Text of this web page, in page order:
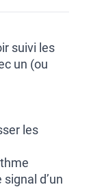
suivi les
un (ou
les
d’un